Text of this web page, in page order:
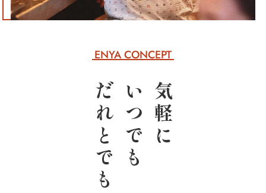
ENYA CONCEPT
気軽に
いつでも
だれとでも